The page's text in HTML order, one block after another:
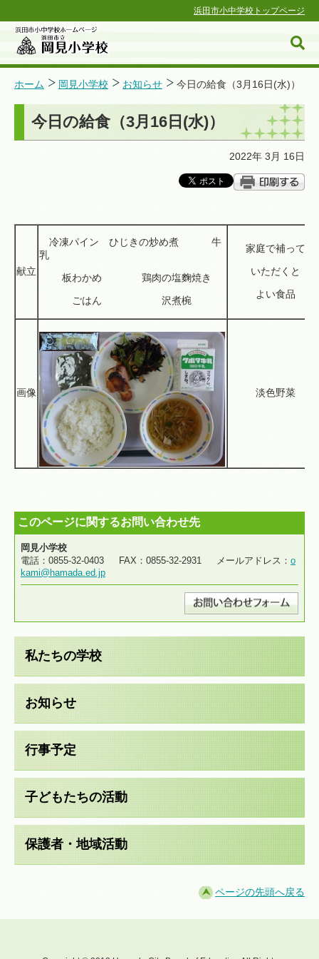
浜田市小中学校トップページ
浜田市小中学校ホームページ
ホーム 岡見小学校 お知らせ 今日の給食（3月16日(水)）
今日の給食（3月16日(水)）
2022年 3月 16日
献立
冷凍パイン ひじきの炒め煮 牛
乳
板わかめ 鶏肉の塩麴焼き
ごはん 沢煮椀
家庭で補って
いただくと
よい食品
画像 淡色野菜
このページに関するお問い合わせ先
岡見小学校
電話：0855-32-0403 FAX：0855-32-2931 メールアドレス： o
kami@hamada.ed.jp
私たちの学校
お知らせ
行事予定
子どもたちの活動
保護者・地域活動
ページの先頭へ戻る